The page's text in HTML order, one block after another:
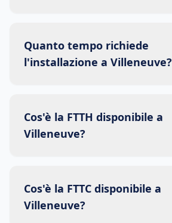
Quanto tempo richiede
l'installazione a Villeneuve?
Cos'è la FTTH disponibile a
Villeneuve?
Cos'è la FTTC disponibile a
Villeneuve?